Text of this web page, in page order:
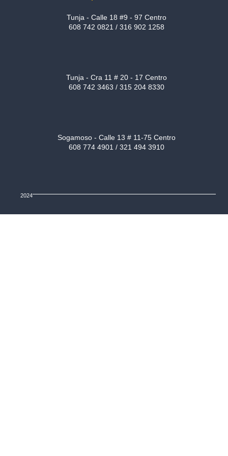
Tunja - Calle 18 #9 - 97 Centro
608 742 0821 / 316 902 1258
Tunja - Cra 11 # 20 - 17 Centro
608 742 3463 / 315 204 8330
Sogamoso - Calle 13 # 11-75 Centro
608 774 4901 / 321 494 3910
2024